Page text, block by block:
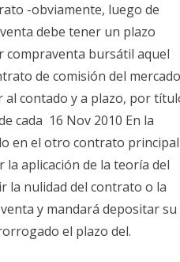
-obviamente, luego de
debe tener un plazo
compraventa bursátil aquel
de comisión del mercado
al contado y a plazo, por
cada 16 Nov 2010 En la
en el otro contrato principal
aplicación de la teoría del
la nulidad del contrato o la
y mandará depositar su
el plazo del.